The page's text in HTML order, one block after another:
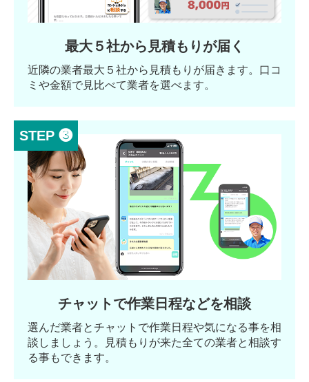
最大５社から見積もりが届く
近隣の業者最大５社から見積もりが届きます。口コ
ミや金額で見比べて業者を選べます。
STEP ❸
チャットで作業日程などを相談
選んだ業者とチャットで作業日程や気になる事を相
談しましょう。見積もりが来た全ての業者と相談す
る事もできます。